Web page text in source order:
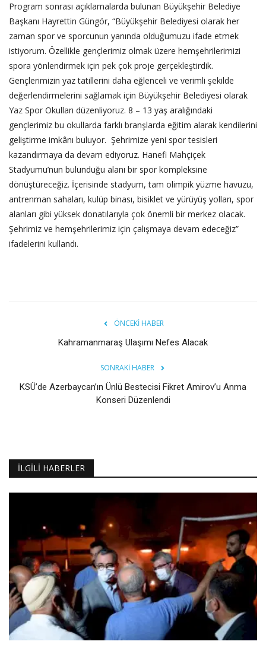
Program sonrası açıklamalarda bulunan Büyükşehir Belediye
Başkanı Hayrettin Güngör, “Büyükşehir Belediyesi olarak her
zaman spor ve sporcunun yanında olduğumuzu ifade etmek
istiyorum. Özellikle gençlerimiz olmak üzere hemşehrilerimizi
spora yönlendirmek için pek çok proje gerçekleştirdik.
Gençlerimizin yaz tatillerini daha eğlenceli ve verimli şekilde
değerlendirmelerini sağlamak için Büyükşehir Belediyesi olarak
Yaz Spor Okulları düzenliyoruz. 8 – 13 yaş aralığındaki
gençlerimiz bu okullarda farklı branşlarda eğitim alarak kendilerini
geliştirme imkânı buluyor. Şehrimize yeni spor tesisleri
kazandırmaya da devam ediyoruz. Hanefi Mahçiçek
Stadyumu’nun bulunduğu alanı bir spor kompleksine
dönüştüreceğiz. İçerisinde stadyum, tam olimpik yüzme havuzu,
antrenman sahaları, kulüp binası, bisiklet ve yürüyüş yolları, spor
alanları gibi yüksek donatılarıyla çok önemli bir merkez olacak.
Şehrimiz ve hemşehrilerimiz için çalışmaya devam edeceğiz”
ifadelerini kullandı.
ÖNCEKI HABER
Kahramanmaraş Ulaşımı Nefes Alacak
SONRAKI HABER
KSÜ’de Azerbaycan’ın Ünlü Bestecisi Fikret Amirov’u Anma
Konseri Düzenlendi
İLGILI HABERLER